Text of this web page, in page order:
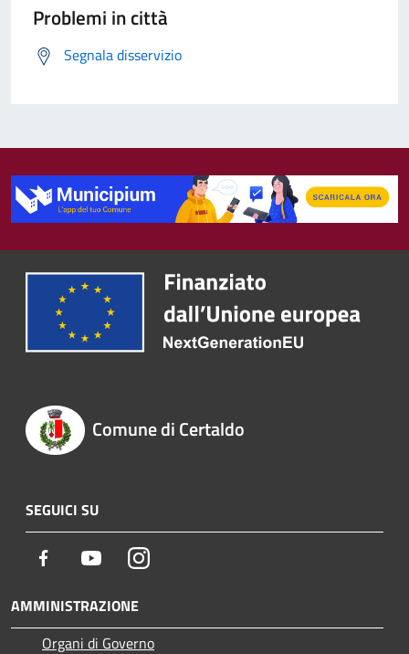
Problemi in città
Segnala disservizio
Comune di Certaldo
SEGUICI SU
Facebook YoutubeInstagram
AMMINISTRAZIONE
Organi di Governo